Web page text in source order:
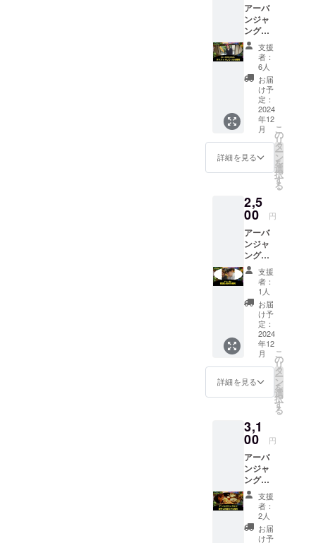
アーバ
ンジャ
ングル
メン
バーの
あいこ
があな
たのケ
ツを
ブッ叩
きま
す。日
常に気
合いが
必要な
方にお
です。
＊有効
期限：
2024年
12月末
日 ※公
序良俗
に反す
る内
容、法
令に違
反する
内容な
どはお
受けで
きませ
ん。
支援
者：
6人
お届
け予
定：
2024
年12
月
詳細を見る
こ
の
リ
タ
ー
ン
を
選
択
す
る
2,5
00 円
アーバ
ンジャ
ングル
メン
バーの
ガイ
（熊谷
宏彰）
と夜通
しでお
酒を飲
めま
す。 一
緒に自
分語り
で夜を
てみま
しょ
う。 予
約の方
法やそ
の他詳
細につ
いては
メール
にてご
案内い
支援
者：
1人
お届
け予
定：
2024
年12
月
詳細を見る
こ
の
リ
タ
ー
ン
を
選
択
す
る
3,1
00 円
アーバ
ンジャ
ングル
のキッ
チンを
使って
勝手に
料理し
支援
者：
2人
お届
け予